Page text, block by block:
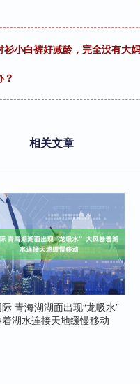
小白裤好减龄，完全没有大
相关文章
青海湖湖面出现“龙吸水”
湖水连接天地缓慢移动